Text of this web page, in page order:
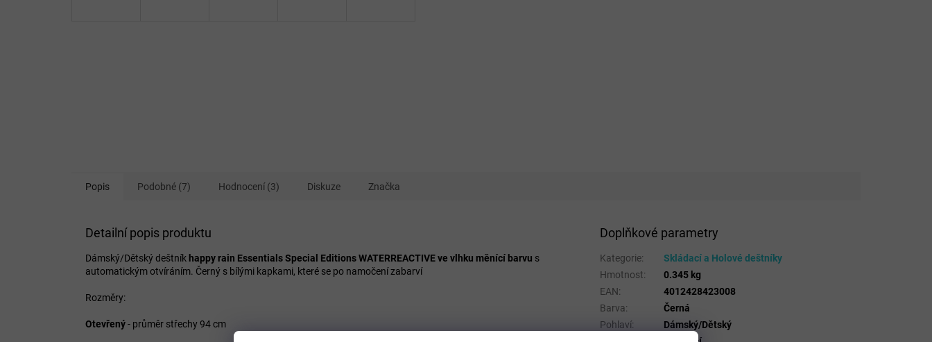
Popis Podobné (7) Hodnocení (3) Diskuze Značka
Detailní popis produktu
Dámský/Dětský deštník happy rain Essentials Special Editions WATERREACTIVE ve vlhku měnící barvu s
automatickým otvíráním. Černý s bílými kapkami, které se po namočení zabarví
Rozměry:
Otevřený- průměr střechy 94 cm
Doplňkové parametry
Kategorie:
Skládací a Holové deštníky
Hmotnost:
0.345 kg
EAN:
4012428423008
Barva:
Černá
Pohlaví:
Dámský/Dětský